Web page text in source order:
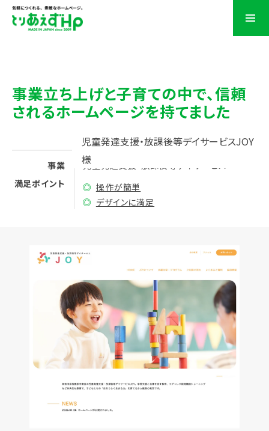
事業立ち上げと子育ての中で、信頼
されるホームページを持てました
児童発達支援・放課後等デイサービスJOY
様
事業
児童発達支援・放課後等デイサービス
満足ポイント
◎ 操作が簡単
◎ デザインに満足